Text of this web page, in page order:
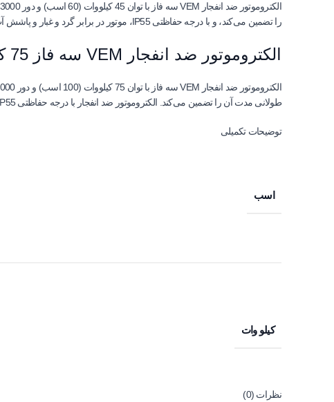
را تضمین می‌کند، و با درجه حفاظتی IP55، موتور در برابر گرد و غبار و پاشش آب محافظت می‌شود و ایمنی تجهیزات را افزایش می‌دهد.
الکتروموتور ضد انفجار VEM سه فاز 75 کیلووات 100 اسب پوسته چدنی 3000 دور
طولانی مدت آن را تضمین می‌کند. الکتروموتور ضد انفجار با درجه حفاظتی IP55، موتور در برابر گرد و غبار و پاشش آب محافظت می‌شود و ایمنی تجهیزات را افزایش می‌دهد.
توضیحات تکمیلی
اسب
کیلو وات
نظرات (0)